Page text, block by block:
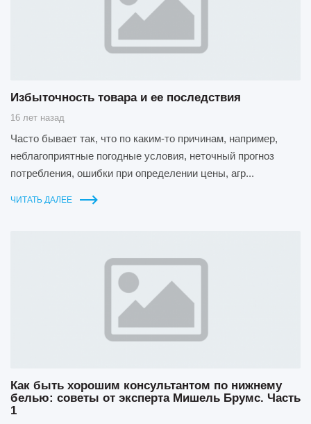
Избыточность товара и ее последствия
16 лет назад
Часто бывает так, что по каким-то причинам, например,
неблагоприятные погодные условия, неточный прогноз
потребления, ошибки при определении цены, агр...
ЧИТАТЬ ДАЛЕЕ
Как быть хорошим консультантом по нижнему
белью: советы от эксперта Мишель Брумс. Часть
1